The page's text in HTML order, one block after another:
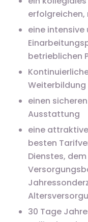
eine
betrieblichen
Weiterbildung
einen
Ausstattung
eine
besten
Dienstes,
30 Tage